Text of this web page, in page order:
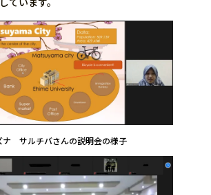
ナ サルチバさんの説明会の様子